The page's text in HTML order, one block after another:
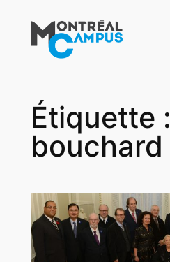
contenu
Étiquette :
bouchard